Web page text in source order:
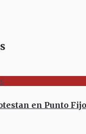
en Punto